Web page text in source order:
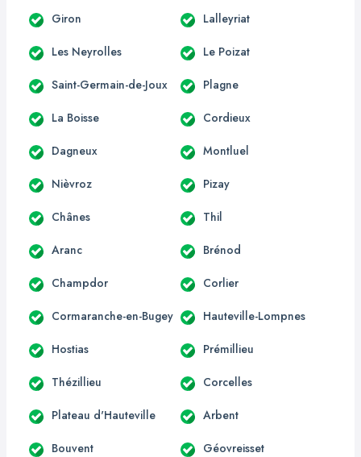
Giron Lalleyriat
Les Neyrolles Le Poizat
Saint-Germain-de-Joux Plagne
La Boisse Cordieux
Dagneux Montluel
Nièvroz Pizay
Chânes Thil
Aranc Brénod
Champdor Corlier
Cormaranche-en-Bugey Hauteville-Lompnes
Hostias Prémillieu
Thézillieu Corcelles
Plateau d'Hauteville Arbent
Bouvent Géovreisset